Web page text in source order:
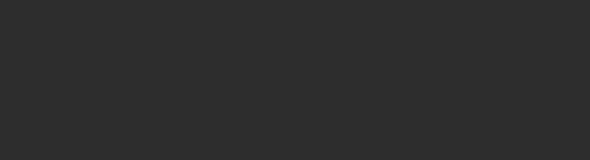
di Livinallongo del Col di Lana • Powered by